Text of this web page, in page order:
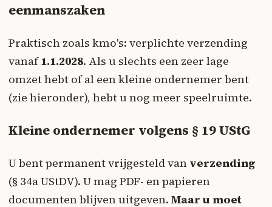
eenmanszaken
Praktisch zoals kmo's: verplichte verzending
vanaf1.1.2028. Als u slechts een zeer lage
omzet hebt of al een kleine ondernemer bent
(zie hieronder), hebt u nog meer speelruimte.
Kleine ondernemer volgens § 19 UStG
U bent permanent vrijgesteld van verzending
(§ 34a UStDV). U mag PDF- en papieren
documenten blijven uitgeven. Maar u moet